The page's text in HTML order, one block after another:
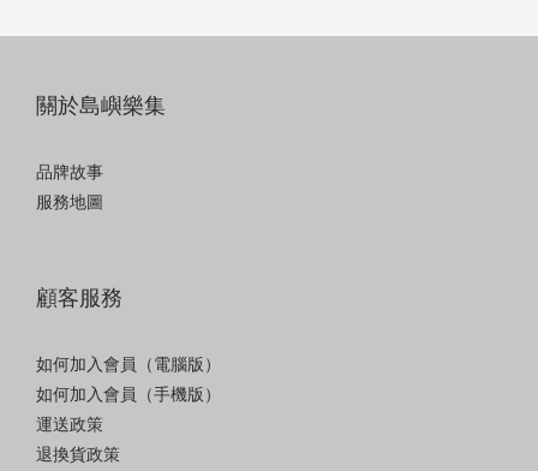
關於島嶼樂集
品牌故事
服務地圖
顧客服務
如何加入會員（電腦版）
如何加入會員（手機版）
運送政策
退換貨政策